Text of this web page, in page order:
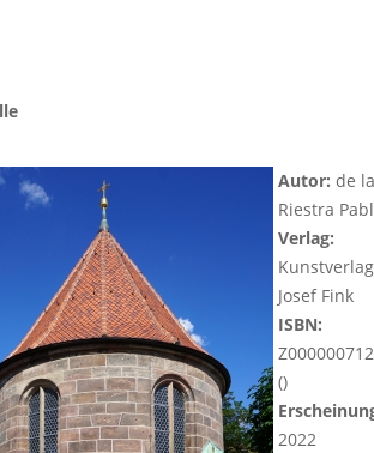
Autor: de la
Riestra
Verlag:
Kunstverlag
Josef Fink
ISBN:
Z000000712
()
2022